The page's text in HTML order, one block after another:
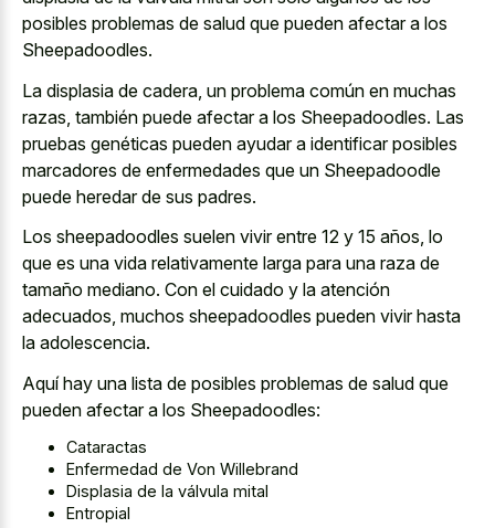
posibles problemas de salud que pueden afectar a los
Sheepadoodles.
La displasia de cadera, un problema común en muchas
razas, también puede afectar a los Sheepadoodles. Las
pruebas genéticas pueden ayudar a identificar posibles
marcadores de enfermedades que un Sheepadoodle
puede heredar de sus padres.
Los sheepadoodles suelen vivir entre 12 y 15 años, lo
que es una vida relativamente larga para una raza de
tamaño mediano. Con el cuidado y la atención
adecuados, muchos sheepadoodles pueden vivir hasta
la adolescencia.
Aquí hay una lista de posibles problemas de salud que
pueden afectar a los Sheepadoodles:
Cataractas
Enfermedad de Von Willebrand
Displasia de la válvula mital
Entropial